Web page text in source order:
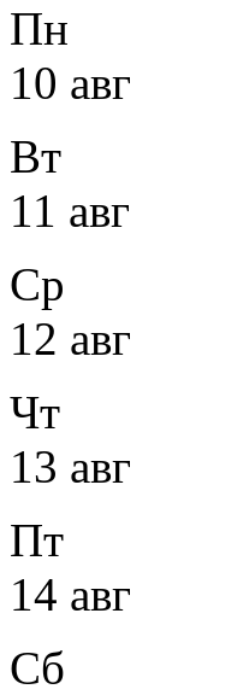
Пн
10 авг
Вт
11 авг
Ср
12 авг
Чт
13 авг
Пт
14 авг
Сб